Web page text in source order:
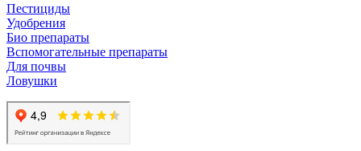
Пестициды
Удобрения
Био препараты
Вспомогательные препараты
Для почвы
Ловушки